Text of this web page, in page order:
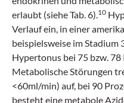
erlaubt (siehe Tab. 6).10
Verlauf ein, in einer
beispielsweise im Stadium
Hypertonus bei 75 bzw.
Metabolische Störungen
<60ml/min) auf, bei 90
besteht eine metabole